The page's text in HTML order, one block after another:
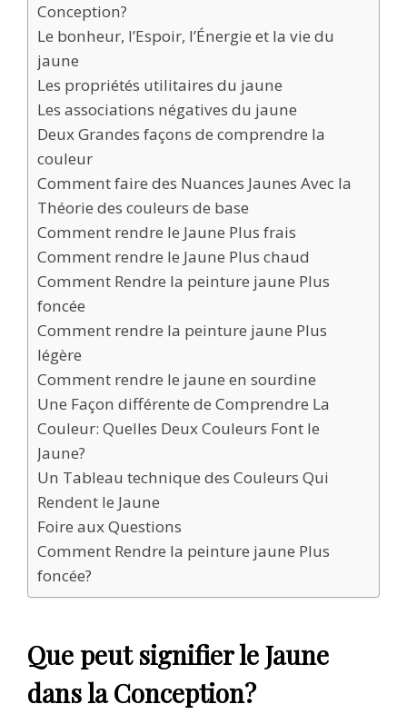
Conception?
Le bonheur, l’Espoir, l’Énergie et la vie du
jaune
Les propriétés utilitaires du jaune
Les associations négatives du jaune
Deux Grandes façons de comprendre la
couleur
Comment faire des Nuances Jaunes Avec la
Théorie des couleurs de base
Comment rendre le Jaune Plus frais
Comment rendre le Jaune Plus chaud
Comment Rendre la peinture jaune Plus
foncée
Comment rendre la peinture jaune Plus
légère
Comment rendre le jaune en sourdine
Une Façon différente de Comprendre La
Couleur: Quelles Deux Couleurs Font le
Jaune?
Un Tableau technique des Couleurs Qui
Rendent le Jaune
Foire aux Questions
Comment Rendre la peinture jaune Plus
foncée?
Que peut signifier le Jaune
dans la Conception?